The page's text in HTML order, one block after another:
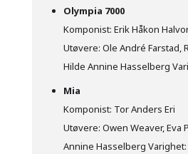
Olympia 7000
Komponist: Erik Håkon
Utøvere: Ole André Farstad,
Hilde Annine Hasselberg
Mia
Komponist: Tor Anders Eri
Utøvere: Owen Weaver, Eva
Annine Hasselberg Varighet: